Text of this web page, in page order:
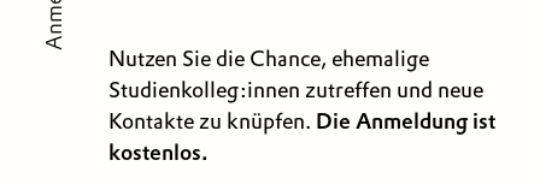
Nutzen Sie die Chance, ehemalige
Studienkolleg:innen zutreffen und neue
Kontakte zu knüpfen. Die Anmeldung ist
kostenlos.